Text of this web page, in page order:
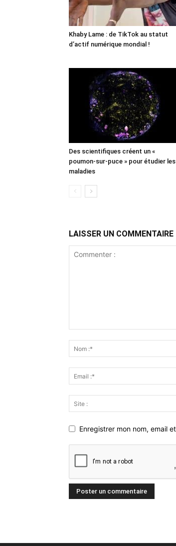
Khaby Lame : de TikTok au statut
d’actif numérique mondial !
Des scientifiques créent un «
poumon-sur-puce » pour étudier les
maladies
LAISSER UN COMMENTAIRE
Enregistrer mon nom, email